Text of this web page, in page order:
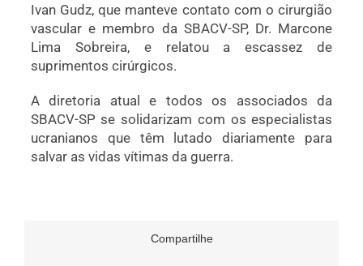
Ivan Gudz, que manteve contato com o cirurgião
vascular e membro da SBACV-SP, Dr. Marcone
Lima Sobreira, e relatou a escassez de
suprimentos cirúrgicos.
A diretoria atual e todos os associados da
SBACV-SP se solidarizam com os especialistas
ucranianos que têm lutado diariamente para
salvar as vidas vítimas da guerra.
Compartilhe